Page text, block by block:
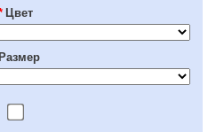
Цвет
Размер